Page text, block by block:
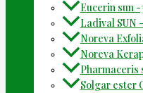
Eucerin sun
Ladival SUN
Noreva
Noreva
Pharmaceris
Solgar ester